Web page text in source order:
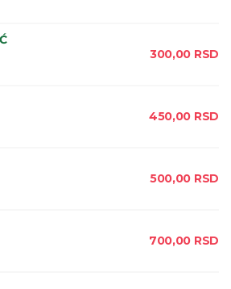
300,00 RSD
450,00 RSD
500,00 RSD
700,00 RSD